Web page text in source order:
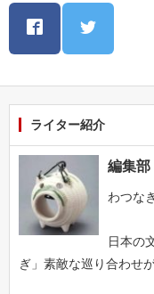
ライター紹介
編集部
わつな
日本の
ぎ」素敵な巡り合わせ